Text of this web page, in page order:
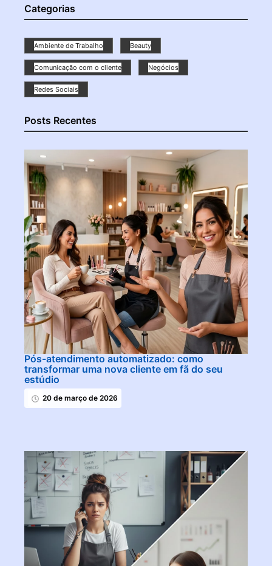
Categorias
Ambiente de Trabalho Beauty
Comunicação com o cliente Negócios
Redes Sociais
Posts Recentes
Pós-atendimento automatizado: como
transformar uma nova cliente em fã do seu
estúdio
20 de março de 2026